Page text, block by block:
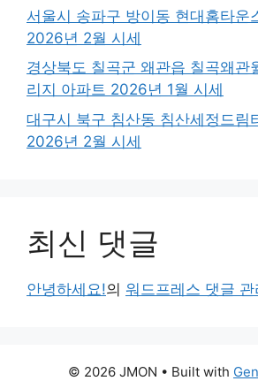
서울시 송파구 방이동 현대홈타운
2026년 2월 시세
경상북도 칠곡군 왜관읍 칠곡왜관
리지 아파트 2026년 1월 시세
대구시 북구 침산동 침산세정드림
2026년 2월 시세
최신 댓글
안녕하세요!의 워드프레스 댓글 관
© 2026 JMON • Built with